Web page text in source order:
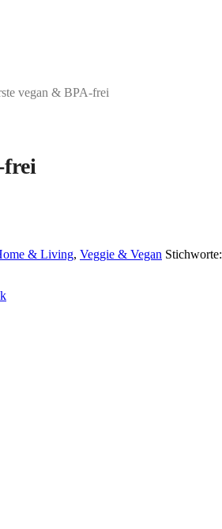
vegan & BPA-frei
frei
& Living, Veggie & Vegan Stichworte: